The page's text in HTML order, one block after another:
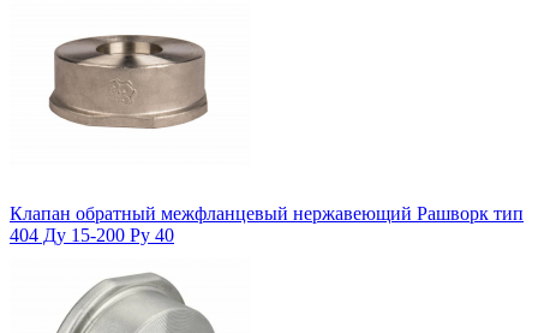
Клапан обратный межфланцевый нержавеющий Рашворк тип
404 Ду 15-200 Ру 40